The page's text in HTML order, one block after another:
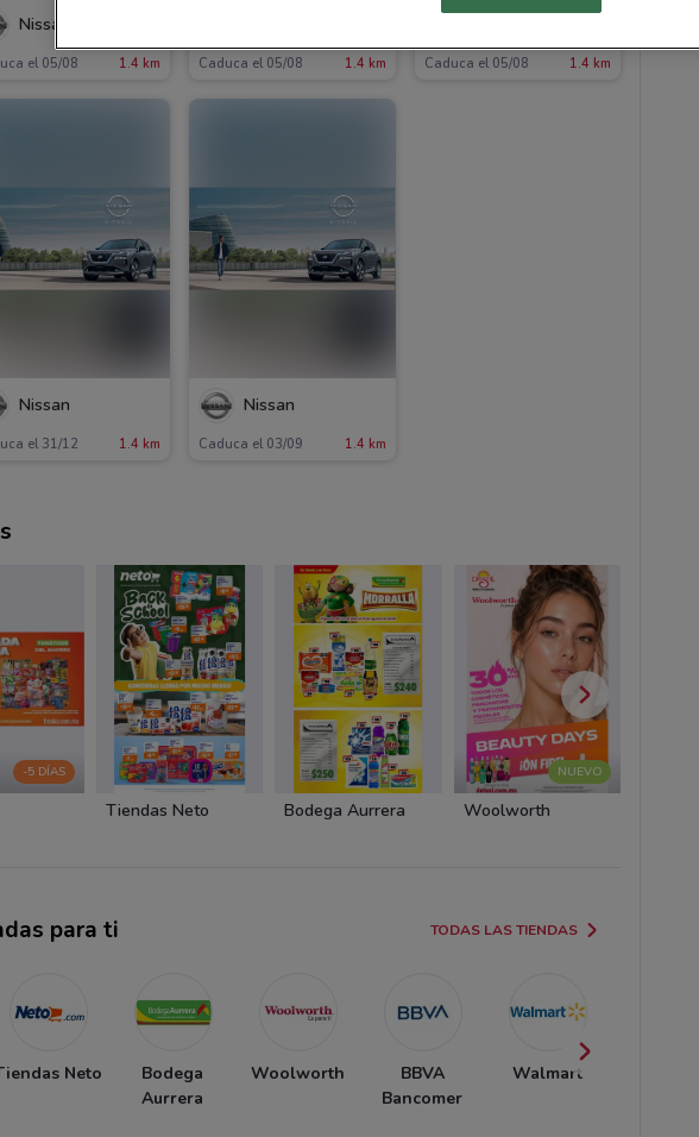
Nissan
el 05/08 1.4 km Caduca el 05/08 1.4 km Caduca el 05/08 1.4 km
Nissan
el 31/12 1.4 km
Nissan
Caduca el 03/09 1.4 km
-5 DÍAS
Tiendas Neto Bodega Aurrera
NUEVO
Woolworth
para ti TODAS LAS TIENDAS
Neto
Bodega
Aurrera
Woolworth
BBVA
Bancomer
Walmart